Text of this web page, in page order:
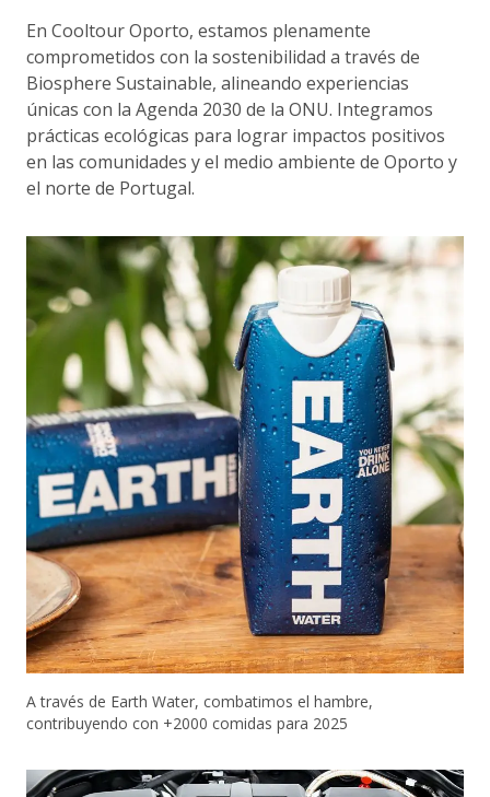
En Cooltour Oporto, estamos plenamente
comprometidos con la sostenibilidad a través de
Biosphere Sustainable, alineando experiencias
únicas con la Agenda 2030 de la ONU. Integramos
prácticas ecológicas para lograr impactos positivos
en las comunidades y el medio ambiente de Oporto y
el norte de Portugal.
A través de Earth Water, combatimos el hambre,
contribuyendo con +2000 comidas para 2025